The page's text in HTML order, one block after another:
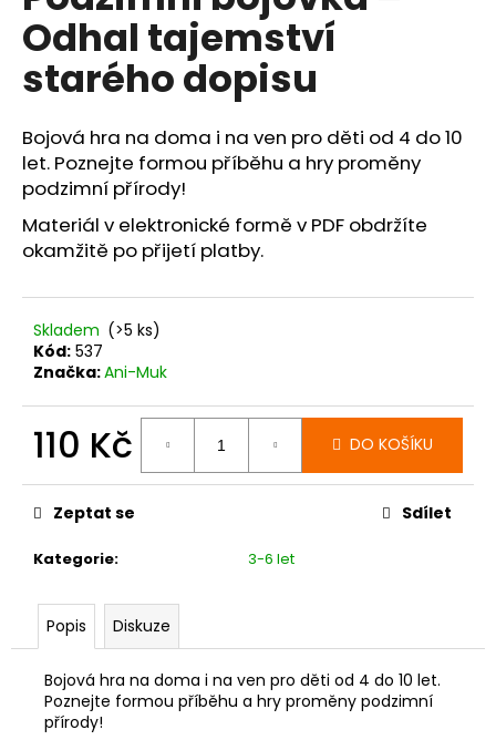
0,0
z
5
hvězdiček.
Odhal tajemství
starého dopisu
Bojová hra na doma i na ven pro děti od 4 do 10
let. Poznejte formou příběhu a hry proměny
podzimní přírody!
Materiál v elektronické formě v PDF obdržíte
okamžitě po přijetí platby.
Skladem (>5 ks)
Kód: 537
Značka:Ani-Muk
110 Kč
cena:
DO KOŠÍKU
Kategorie: 3-6 let
Zeptat se Sdílet
Popis Diskuze
Bojová hra na doma i na ven pro děti od 4 do 10 let.
Poznejte formou příběhu a hry proměny podzimní
přírody!
a
j
í
?
HLEDAT
D
o
p
o
č
u
e
m